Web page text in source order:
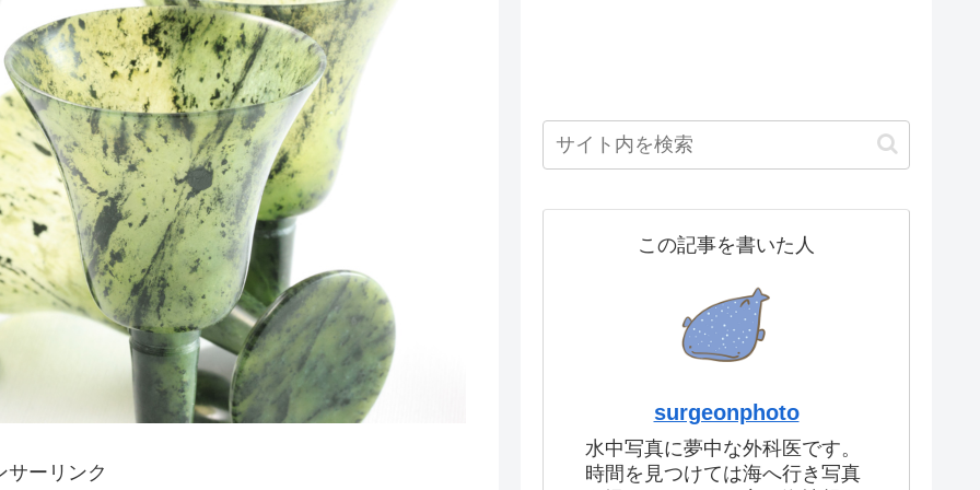
サーリンク
この記事を書いた人
surgeonphoto
水中写真に夢中な外科医です。
時間を見つけては海へ行き写真